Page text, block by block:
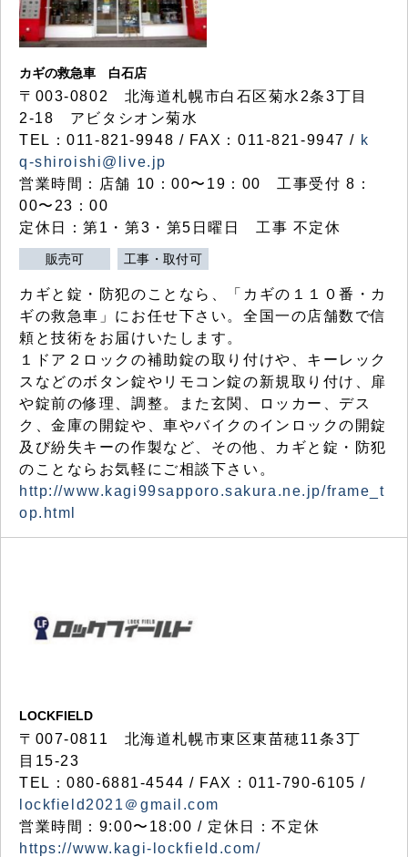
カギの救急車 白石店
〒003-0802 北海道札幌市白石区菊水2条3丁目
2-18 アビタシオン菊水
TEL：011-821-9948 / FAX：011-821-9947 / k
q-shiroishi@live.jp
営業時間：店舗 10：00〜19：00 工事受付 8：
00〜23：00
定休日：第1・第3・第5日曜日 工事 不定休
販売可 工事・取付可
カギと錠・防犯のことなら、「カギの１１０番・カ
ギの救急車」にお任せ下さい。全国一の店舗数で信
頼と技術をお届けいたします。
１ドア２ロックの補助錠の取り付けや、キーレック
スなどのボタン錠やリモコン錠の新規取り付け、扉
や錠前の修理、調整。また玄関、ロッカー、デス
ク、金庫の開錠や、車やバイクのインロックの開錠
及び紛失キーの作製など、その他、カギと錠・防犯
のことならお気軽にご相談下さい。
http://www.kagi99sapporo.sakura.ne.jp/frame_t
op.html
LOCKFIELD
〒007-0811 北海道札幌市東区東苗穂11条3丁
目15-23
TEL：080-6881-4544 / FAX：011-790-6105 /
lockfield2021＠gmail.com
営業時間：9:00〜18:00 / 定休日：不定休
https://www.kagi-lockfield.com/